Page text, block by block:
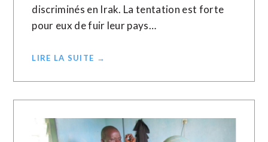
discriminés en Irak. La tentation est forte
pour eux de fuir leur pays…
LIRE LA SUITE →